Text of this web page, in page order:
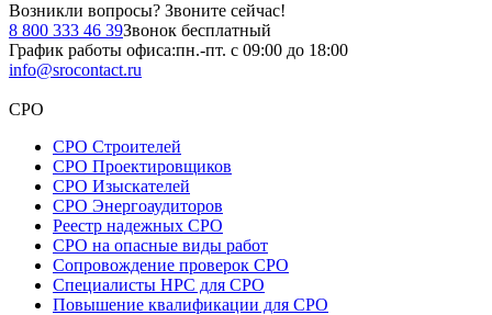
Возникли вопросы? Звоните сейчас!
8 800 333 46 39Звонок бесплатный
График работы офиса:пн.-пт. с 09:00 до 18:00
info@srocontact.ru
СРО
СРО Строителей
СРО Проектировщиков
СРО Изыскателей
СРО Энергоаудиторов
Реестр надежных СРО
СРО на опасные виды работ
Сопровождение проверок СРО
Специалисты НРС для СРО
Повышение квалификации для СРО